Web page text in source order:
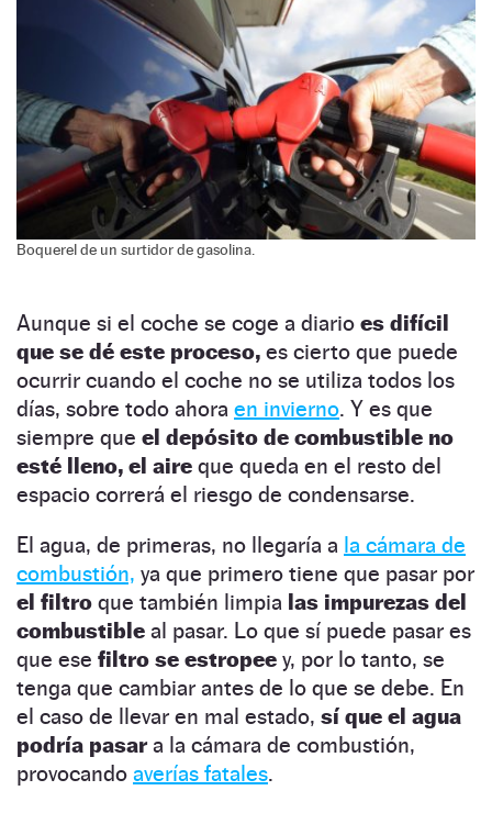
Boquerel de un surtidor de gasolina.
Aunque si el coche se coge a diario es difícil
que se dé este proceso, es cierto que puede
ocurrir cuando el coche no se utiliza todos los
días, sobre todo ahora en invierno. Y es que
siempre que el depósito de combustible no
esté lleno, el aire que queda en el resto del
espacio correrá el riesgo de condensarse.
El agua, de primeras, no llegaría a la cámara de
combustión, ya que primero tiene que pasar por
el filtro que también limpia las impurezas del
combustible al pasar. Lo que sí puede pasar es
que ese filtro se estropee y, por lo tanto, se
tenga que cambiar antes de lo que se debe. En
el caso de llevar en mal estado, sí que el agua
podría pasara la cámara de combustión,
provocando averías fatales.